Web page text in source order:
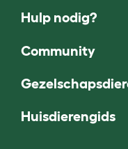
Hulp nodig?
Community
Huisdierengids